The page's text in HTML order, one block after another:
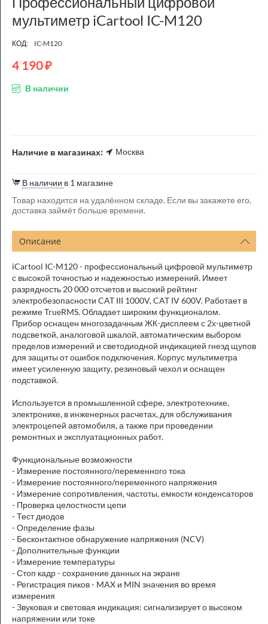
мультиметр iCartool IC-M120
КОД: IC-M120
4 190₽
В наличии
Наличие в магазинах: Москва
В наличии в 1 магазине
Товар находится на удалённом складе. Если вы закажете его,
доставка займёт больше времени.
Описание
iCartool IC-M120 - профессиональный цифровой мультиметр
с высокой точностью и надежностью измерений. Имеет
разрядность 20 000 отсчетов и высокий рейтинг
электробезопасности CAT III 1000V, CAT IV 600V. Работает в
режиме TrueRMS. Обладает широким функционалом.
Прибор оснащен многозадачным ЖК-дисплеем с 2х-цветной
подсветкой, аналоговой шкалой, автоматическим выбором
пределов измерений и светодиодной индикацией гнезд щупов
для защиты от ошибок подключения. Корпус мультиметра
имеет усиленную защиту, резиновый чехол и оснащен
подставкой.
Используется в промышленной сфере, электротехнике,
электронике, в инженерных расчетах, для обслуживания
электроцепей автомобиля, а также при проведении
ремонтных и эксплуатационных работ.
Функциональные возможности
- Измерение постоянного/переменного тока
- Измерение постоянного/переменного напряжения
- Измерение сопротивления, частоты, емкости конденсаторов
- Проверка целостности цепи
- Тест диодов
- Определение фазы
- Бесконтактное обнаружение напряжения (NCV)
- Дополнительные функции
- Измерение температуры
- Стоп кадр - сохранение данных на экране
- Регистрация пиков - MAX и MIN значения во время
измерения
- Звуковая и световая индикация: сигнализирует о высоком
напряжении или токе